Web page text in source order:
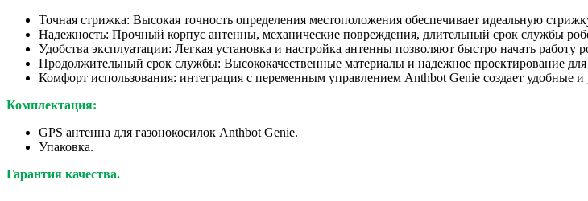
Точная стрижка: Высокая точность определения местоположения обеспечивает идеальную
Надежность: Прочный корпус антенны, механические повреждения, длительный срок службы
Удобства эксплуатации: Легкая установка и настройка антенны позволяют быстро начать
Продолжительный срок службы: Высококачественные материалы и надежное проектирование
Комфорт использования: интеграция с переменным управлением Anthbot Genie создает удобные
Комплектация:
GPS антенна для газонокосилок Anthbot Genie.
Упаковка.
Гарантия качества.